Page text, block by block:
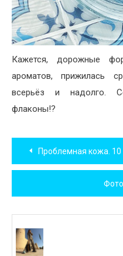
Кажется, дорожные
ароматов, прижилась
всерьёз и надолго.
флаконы!?
Навигация
по
записям
Проблемная кожа. 10